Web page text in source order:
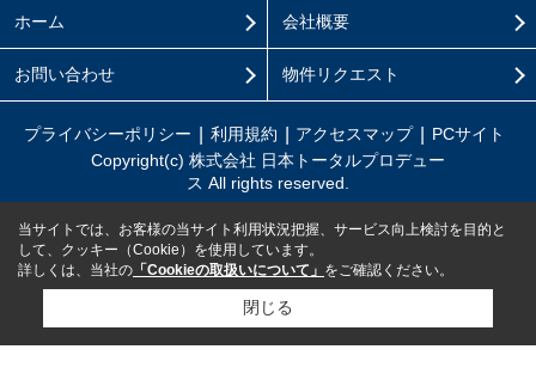
ホーム 会社概要
お問い合わせ 物件リクエスト
プライバシーポリシー 利用規約 アクセスマップ
PCサイト
Copyright(c) 株式会社 日本トータルプロデュー
ス All rights reserved.
当サイトでは、お客様の当サイト利用状況把握、サービス向上検討を目的と
して、クッキー（Cookie）を使用しています。
詳しくは、当社の 「Cookieの取扱いについて」 をご確認ください。
閉じる